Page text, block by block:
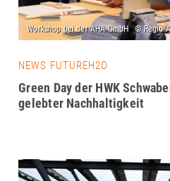
NEWS FUTUREH2O
Green Day der HWK
gelebter Nachhaltigkeit